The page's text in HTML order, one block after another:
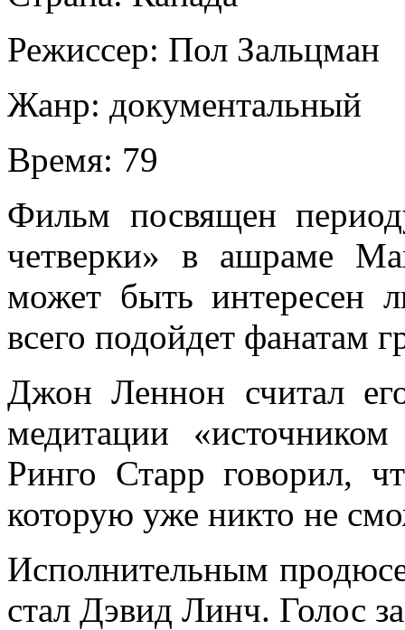
Режиссер: Пол Зальцман
Жанр: документальный
Время: 79
Фильм посвящен
четверки» в ашраме
может быть интересен
всего подойдет фанатам
Джон Леннон считал
медитации
Ринго Старр говорил,
которую уже никто не
Исполнительным
стал Дэвид Линч. Голос